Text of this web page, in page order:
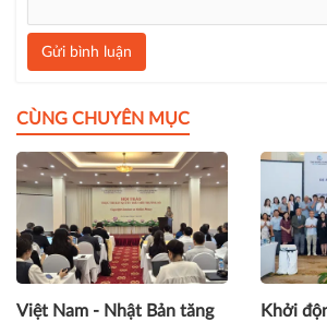
Gửi bình luận
CÙNG CHUYÊN MỤC
Việt Nam - Nhật Bản tăng
Khởi